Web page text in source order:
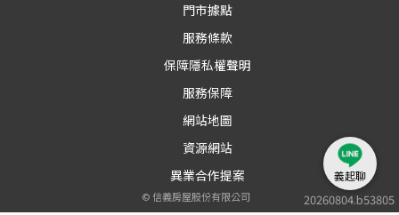
20260804.b53805
門市據點
服務條款
保障隱私權聲明
服務保障
網站地圖
資源網站
異業合作提案
©信義房屋股份有限公司
義起聊